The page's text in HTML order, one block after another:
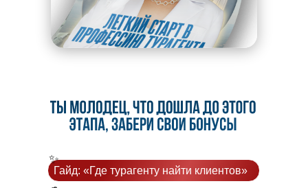
Гайд: «Где турагенту найти клиентов»
✨